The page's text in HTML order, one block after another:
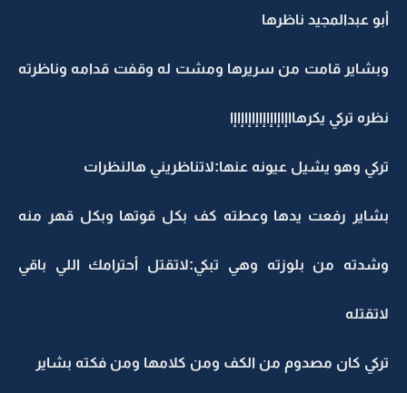
أبو عبدالمجيد ناظرها
وبشاير قامت ‏من سريرها ومشت له وقفت قدامه وناظرته
نظره تركي يكرهااإاإاإاإاإاإاإاإا
تركي وهو يشيل عيونه عنها:لاتناظريني هالنظرات
بشاير رفعت يدها وعطته كف بكل قوتها وبكل قهر منه
وشدته من بلوزته وهي تبكي:لاتقتل أحترامك اللي باقي
لاتقتله
تركي كان مصدوم من الكف ومن كلامها ومن فكته بشاير